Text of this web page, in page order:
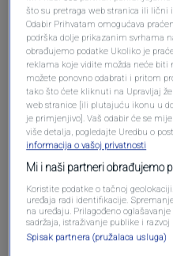
što su pretraga web stranica ili
Odabir Prihvatam omogućava
podrška dolje prikazanim svrhama
obrađujemo podatke Ukoliko je
reklama koje vidite možda neće biti
možete ponovno odabrati i pritom
tako što ćete kliknuti na Upravljaj
web stranice [ili plutajuću ikonu u
je primjenjivo]. Vaš odabir će se
više detalja, pogledajte Uredbu o
informacija o vašoj privatnosti
Mi i naši partneri obrađujemo
Koristite podatke o tačnoj
uređaja radi identifikacije.
na uređaju. Prilagođeno
sadržaja, istraživanje publike i razvoj
Spisak partnera (pružalaca usluga)